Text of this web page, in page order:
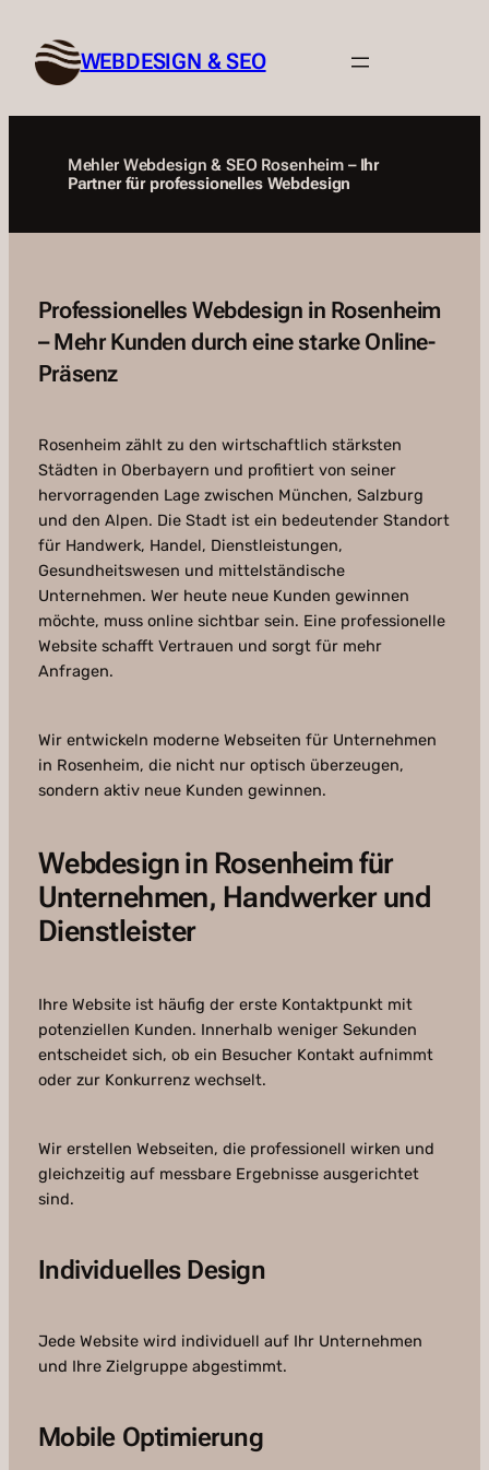
Inhalt
springen WEBDESIGN & SEO
Mehler Webdesign & SEO Rosenheim – Ihr
Partner für professionelles Webdesign
Professionelles Webdesign in Rosenheim
– Mehr Kunden durch eine starke Online-
Präsenz
Rosenheim zählt zu den wirtschaftlich stärksten
Städten in Oberbayern und profitiert von seiner
hervorragenden Lage zwischen München, Salzburg
und den Alpen. Die Stadt ist ein bedeutender Standort
für Handwerk, Handel, Dienstleistungen,
Gesundheitswesen und mittelständische
Unternehmen. Wer heute neue Kunden gewinnen
möchte, muss online sichtbar sein. Eine professionelle
Website schafft Vertrauen und sorgt für mehr
Anfragen.
Wir entwickeln moderne Webseiten für Unternehmen
in Rosenheim, die nicht nur optisch überzeugen,
sondern aktiv neue Kunden gewinnen.
Webdesign in Rosenheim für
Unternehmen, Handwerker und
Dienstleister
Ihre Website ist häufig der erste Kontaktpunkt mit
potenziellen Kunden. Innerhalb weniger Sekunden
entscheidet sich, ob ein Besucher Kontakt aufnimmt
oder zur Konkurrenz wechselt.
Wir erstellen Webseiten, die professionell wirken und
gleichzeitig auf messbare Ergebnisse ausgerichtet
sind.
Individuelles Design
Jede Website wird individuell auf Ihr Unternehmen
und Ihre Zielgruppe abgestimmt.
Mobile Optimierung